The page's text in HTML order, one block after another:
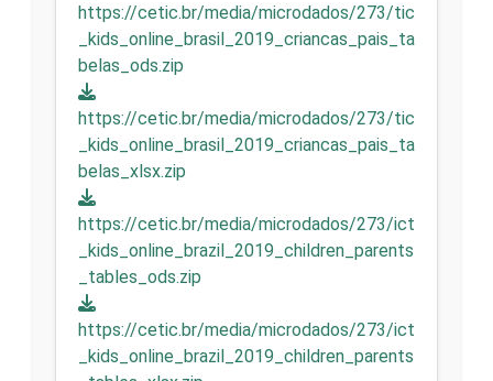
https://cetic.br/media/microdados/273/tic
_kids_online_brasil_2019_criancas_pais_ta
belas_ods.zip
https://cetic.br/media/microdados/273/tic
_kids_online_brasil_2019_criancas_pais_ta
belas_xlsx.zip
https://cetic.br/media/microdados/273/ict
_kids_online_brazil_2019_children_parents
_tables_ods.zip
https://cetic.br/media/microdados/273/ict
_kids_online_brazil_2019_children_parents